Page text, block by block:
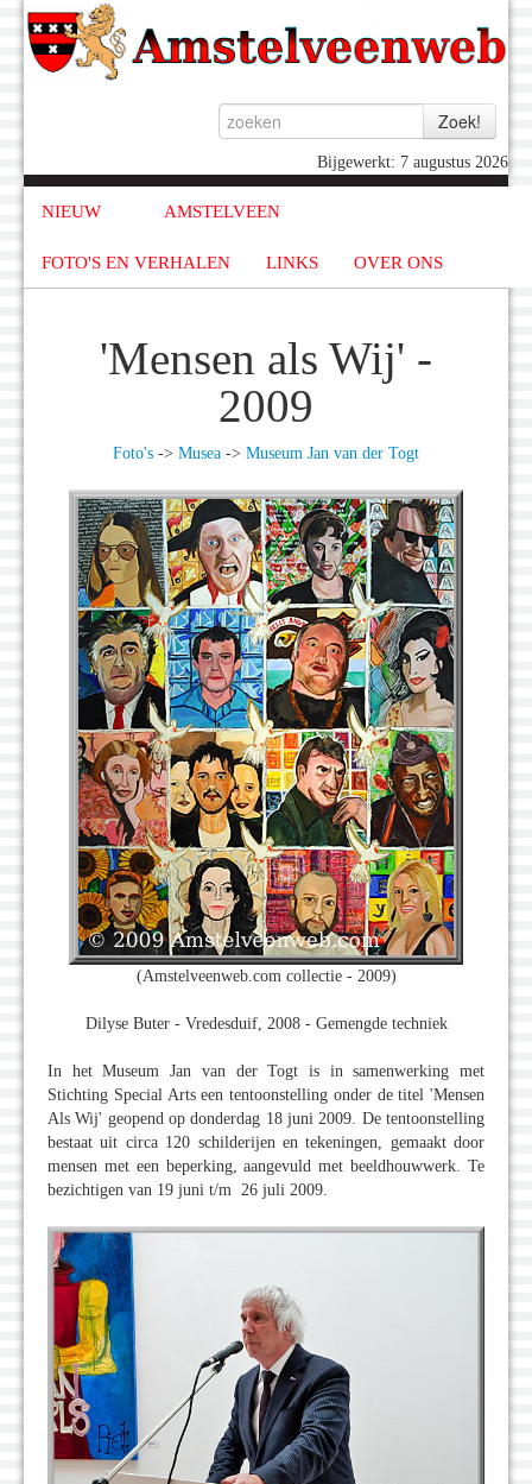
Bijgewerkt: 7 augustus 2026
NIEUW AMSTELVEEN
FOTO'S EN VERHALEN LINKS OVER ONS
'Mensen als Wij' -
2009
Foto's -> Musea -> Museum Jan van der Togt
(Amstelveenweb.com collectie - 2009)
Dilyse Buter - Vredesduif, 2008 - Gemengde techniek
In het Museum Jan van der Togt is in samenwerking met
Stichting Special Arts een tentoonstelling onder de titel 'Mensen
Als Wij' geopend op donderdag 18 juni 2009. De tentoonstelling
bestaat uit circa 120 schilderijen en tekeningen, gemaakt door
mensen met een beperking, aangevuld met beeldhouwwerk. Te
bezichtigen van 19 juni t/m 26 juli 2009.